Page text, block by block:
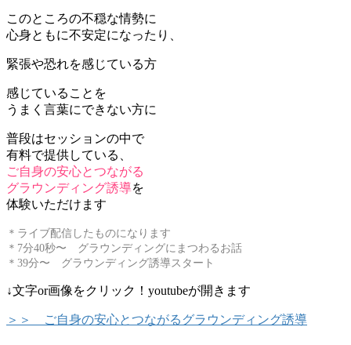
このところの不穏な情勢に
心身ともに不安定になったり、
緊張や恐れを感じている方
感じていることを
うまく言葉にできない方に
普段はセッションの中で
有料で提供している、
ご自身の安心とつながる
グラウンディング誘導を
体験いただけます
＊ライブ配信したものになります
＊7分40秒〜 グラウンディングにまつわるお話
＊39分〜 グラウンディング誘導スタート
↓文字or画像をクリック！youtubeが開きます
＞＞ ご自身の安心とつながるグラウンディング誘導